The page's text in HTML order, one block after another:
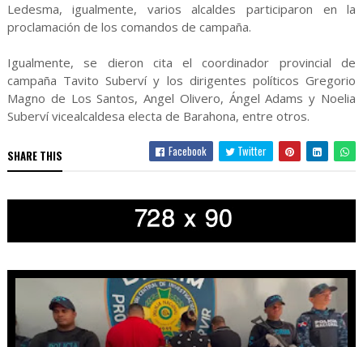
Ledesma, igualmente, varios alcaldes participaron en la
proclamación de los comandos de campaña.
Igualmente, se dieron cita el coordinador provincial de
campaña Tavito Suberví y los dirigentes políticos Gregorio
Magno de Los Santos, Angel Olivero, Ángel Adams y Noelia
Suberví vicealcaldesa electa de Barahona, entre otros.
SHARE THIS Facebook Twitter